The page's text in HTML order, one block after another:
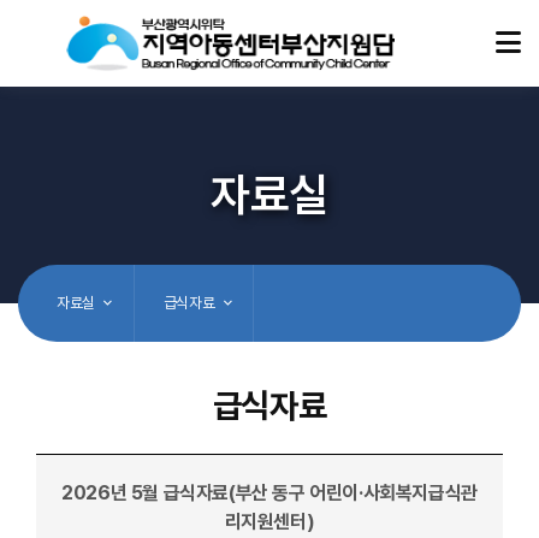
자료실
자료실 급식자료
급식자료
2026년 5월 급식자료(부산 동구 어린이·사회복지급식관
리지원센터)